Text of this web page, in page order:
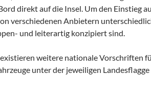
direkt auf die Insel. Um den Einstieg
verschiedenen Anbietern
und leiterartig konzipiert sind.
weitere nationale Vorschriften
unter der jeweiligen Landesflagge